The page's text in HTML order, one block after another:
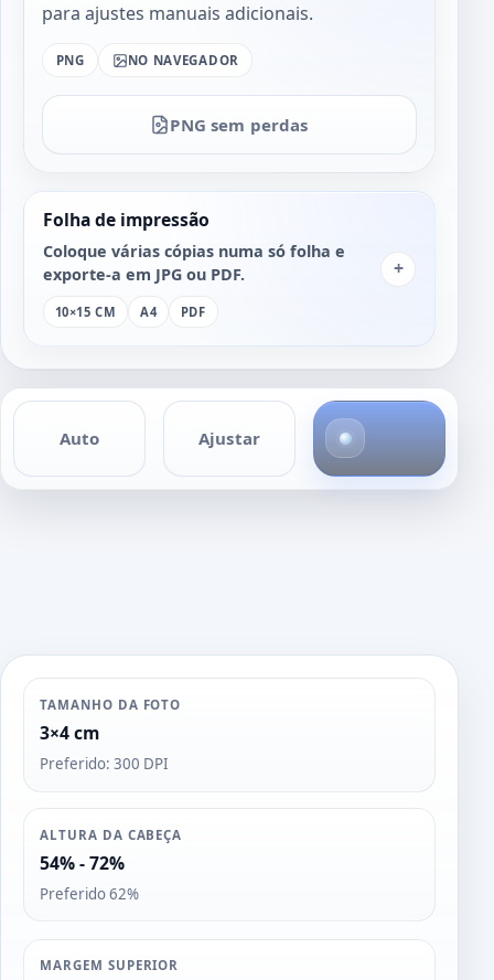
para ajustes manuais adicionais.
PNG NO NAVEGADOR
PNG sem perdas
Folha de impressão
Coloque várias cópias numa só folha e
exporte-a em JPG ou PDF.
10×15 CM A4 PDF
+
Auto Ajustar
TAMANHO DA FOTO
3×4 cm
Preferido: 300 DPI
ALTURA DA CABEÇA
54% - 72%
Preferido 62%
MARGEM SUPERIOR